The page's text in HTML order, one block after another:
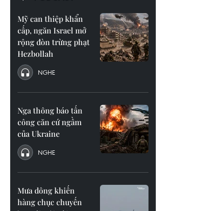
Mỹ can thiệp khẩn
cấp, ngăn Israel mở
rộng đòn trừng phạt
Hezbollah
NGHE
Nga thông báo tấn
công căn cứ ngầm
của Ukraine
NGHE
Mưa dông khiến
hàng chục chuyến